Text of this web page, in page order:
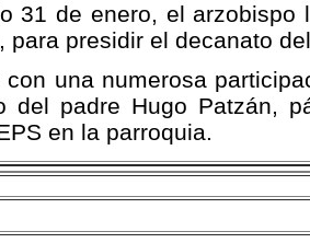
31 de enero, el
para presidir el decanato
con una numerosa
del padre Hugo Patzán,
en la parroquia.